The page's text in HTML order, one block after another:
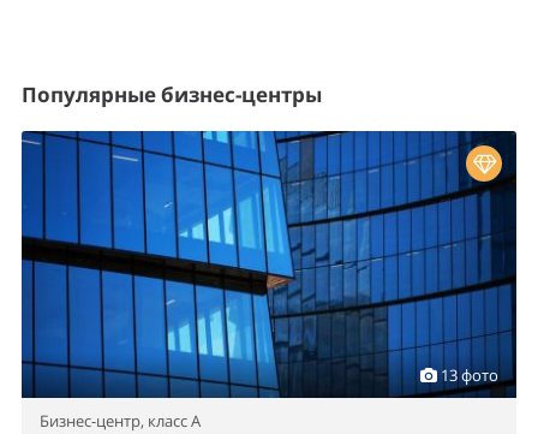
Популярные бизнес-центры
13 фото
Бизнес-центр, класс A